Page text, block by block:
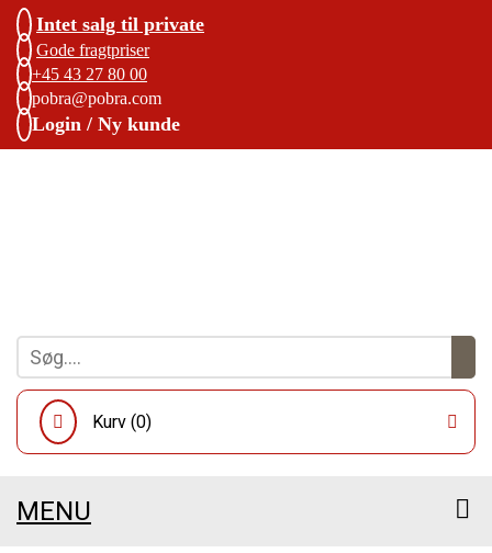
Intet salg til private
Gode fragtpriser
+45 43 27 80 00
pobra@pobra.com
Login / Ny kunde
Kurv (0)
MENU